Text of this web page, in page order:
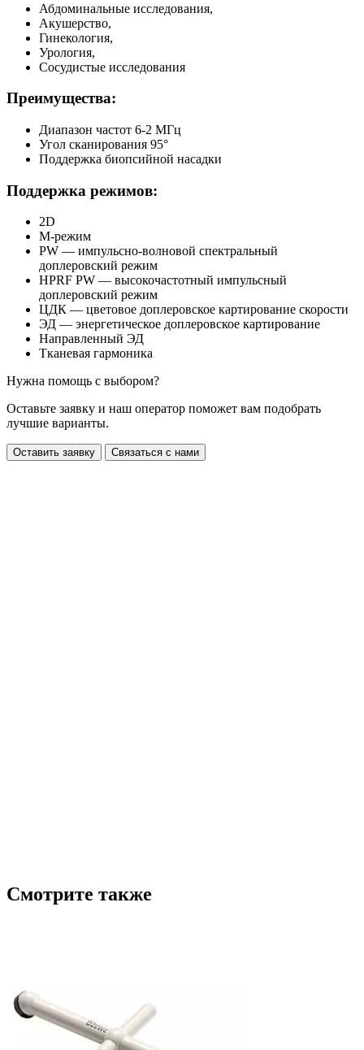
Абдоминальные исследования,
Акушерство,
Гинекология,
Урология,
Сосудистые исследования
Преимущества:
Диапазон частот 6-2 МГц
Угол сканирования 95°
Поддержка биопсийной насадки
Поддержка режимов:
2D
M-режим
PW — импульсно-волновой спектральный
доплеровский режим
HPRF PW — высокочастотный импульсный
доплеровский режим
ЦДК — цветовое доплеровское картирование скорости
ЭД — энергетическое доплеровское картирование
Направленный ЭД
Тканевая гармоника
Нужна помощь с выбором?
Оставьте заявку и наш оператор поможет вам подобрать
лучшие варианты.
Оставить заявку Связаться с нами
Смотрите также